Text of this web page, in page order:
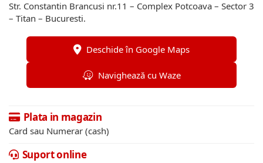
Str. Constantin Brancusi nr.11 – Complex Potcoava – Sector 3
– Titan – Bucuresti.
Deschide în Google Maps
Navighează cu Waze
Plata in magazin
Card sau Numerar (cash)
Suport online